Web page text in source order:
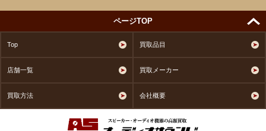
ページTOP
Top 買取品目
店舗一覧 買取メーカー
買取方法 会社概要